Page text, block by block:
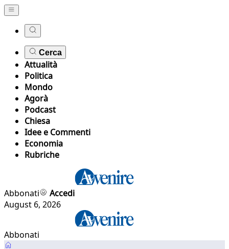
Cerca
Attualità
Politica
Mondo
Agorà
Podcast
Chiesa
Idee e Commenti
Economia
Rubriche
Abbonati
Accedi
August 6, 2026
Abbonati